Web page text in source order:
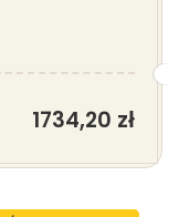
1734,20 zł